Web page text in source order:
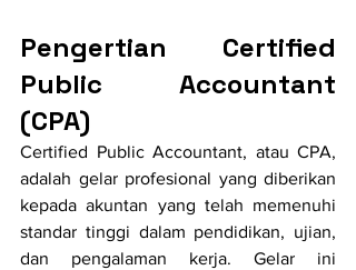
Pengertian Certified
Public Accountant
(CPA)
Certified Public Accountant, atau CPA,
adalah gelar profesional yang diberikan
kepada akuntan yang telah memenuhi
standar tinggi dalam pendidikan, ujian,
dan pengalaman kerja. Gelar ini